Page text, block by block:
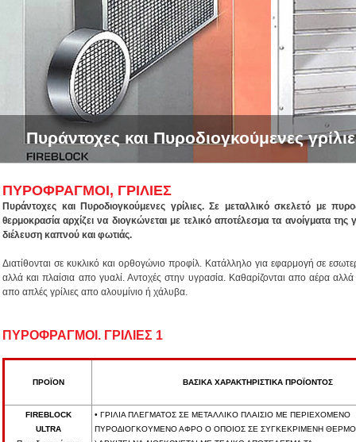
Πυράντοχες και Πυροδιογκούμενες
ΠΥΡΟΦΡΑΓΜΟΙ, ΓΡΙΛΙΕΣ
Πυράντοχες και Πυροδιογκούμενες γρίλιες. Σε μεταλλικό σκελετό με
θερμοκρασία αρχίζει να διογκώνεται με τελικό αποτέλεσμα τα ανοίγματα της
διέλευση καπνού και φωτιάς.
Διατίθονται σε κυκλικό και ορθογώνιο προφίλ. Κατάλληλο για εφαρμογή σε
αλλά και πλαίσια απο γυαλί. Αντοχές στην υγρασία. Καθαρίζονται απο αέρα
απο απλές γρίλιες απο αλουμίνιο ή χάλυβα.
ΠΥΡΟΦΡΑΓΜΟΙ. ΓΡΙΛΙΕΣ 1
ΠΡΟΪΟΝ ΒΑΣΙΚΑ ΧΑΡΑΚΤΗΡΙΣΤΙΚΑ ΠΡΟΪΟΝΤΟΣ
FIREBLOCK
ULTRA
• ΓΡΙΛΙΑ ΠΛΕΓΜΑΤΟΣ ΣΕ ΜΕΤΑΛΛΙΚΟ ΠΛΑΙΣΙΟ ΜΕ ΠΕΡΙΕΧΟΜΕΝΟ
ΠΥΡΟ∆ΙΟΓΚΟΥΜΕΝΟ ΑΦΡΟ Ο ΟΠΟΙΟΣ ΣΕ ΣΥΓΚΕΚΡΙΜΕΝΗ